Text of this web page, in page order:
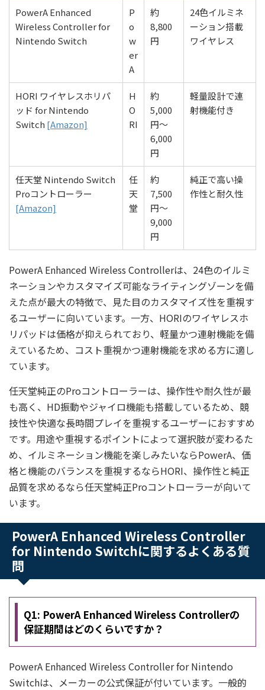
PowerA Enhanced
Wireless Controller for
Nintendo Switch
P
o
w
er
A
約
8,800
円
24色イルミネ
ーション搭載
ワイヤレス
HORI ワイヤレスホリパ
ッド for Nintendo
Switch [Amazon]
H
O
RI
約
5,000
円〜
6,000
円
軽量設計で連
射機能付き
任天堂 Nintendo Switch
Proコントローラー
[Amazon]
任
天
堂
約
7,500
円〜
9,000
円
純正で高い操
作性と耐久性
PowerA Enhanced Wireless Controllerは、24色のイルミ
ネーションやカスタマイズ可能なライティングゾーンを備
えた点が最大の特徴で、見た目のカスタマイズ性を重視す
るユーザーに向いています。一方、HORIのワイヤレスホ
リパッドは価格が抑えられており、軽量かつ連射機能を備
えているため、コスト重視かつ連射機能を求める方に適し
ています。
任天堂純正のProコントローラーは、操作性や耐久性が最
も高く、HD振動やジャイロ機能も搭載しているため、競
技性や快適な長時間プレイを重視するユーザーにおすすめ
です。用途や重視するポイントによって選択肢が変わるた
め、イルミネーション機能を楽しみたいならPowerA、価
格と機能のバランスを重視するならHORI、操作性と純正
品質を求めるなら任天堂純正Proコントローラーが向いて
います。
PowerA Enhanced Wireless Controller
for Nintendo Switchに関するよくある質
問
Q1: PowerA Enhanced Wireless Controllerの
保証期間はどのくらいですか？
PowerA Enhanced Wireless Controller for Nintendo
Switchは、メーカーの公式保証が付いています。一般的